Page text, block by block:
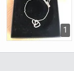
1